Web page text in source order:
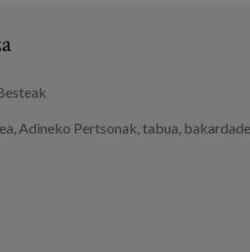
, Adineko Pertsonak,tabua,